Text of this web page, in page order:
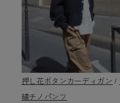
押し花ボタンカーディガン /
繍チノパンツ